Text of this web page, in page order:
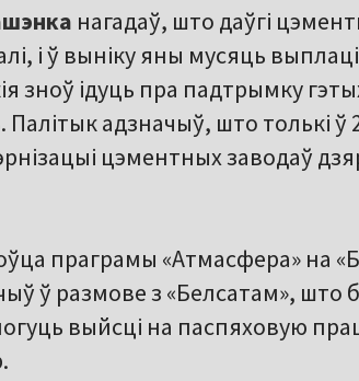
нагадаў, што даўгі
і ў выніку яны мусяць
зноў ідуць пра падтрымку
адзначыў, што толькі ў
цэментных заводаў
праграмы «Атмасфера» на
ў размове з «Белсатам», што
выйсці на паспяховую